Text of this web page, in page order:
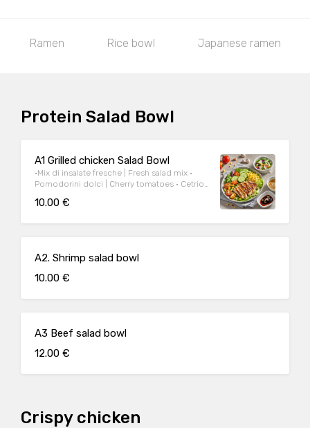
Rougamo Zuppe/Soup Spaghetti
Protein Salad Bowl
A1 Grilled chicken Salad Bowl
·Mix di insalate fresche | Fresh salad mix •
Pomodorini dolci | Cherry tomatoes • Cetrioli
| carrots • Filetto di pollo grigliato | Grilled
10.00 €
A2. Shrimp salad bowl
10.00 €
A3 Beef salad bowl
12.00 €
Crispy chicken